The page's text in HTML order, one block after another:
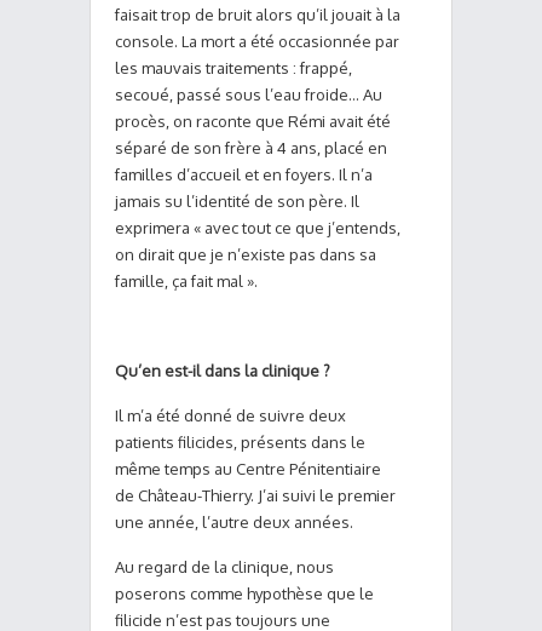
faisait trop de bruit alors qu’il jouait à la
console. La mort a été occasionnée par
les mauvais traitements : frappé,
secoué, passé sous l’eau froide… Au
procès, on raconte que Rémi avait été
séparé de son frère à 4 ans, placé en
familles d’accueil et en foyers. Il n’a
jamais su l’identité de son père. Il
exprimera « avec tout ce que j’entends,
on dirait que je n’existe pas dans sa
famille, ça fait mal ».
Qu’en est-il dans la clinique ?
Il m’a été donné de suivre deux
patients filicides, présents dans le
même temps au Centre Pénitentiaire
de Château-Thierry. J’ai suivi le premier
une année, l’autre deux années.
Au regard de la clinique, nous
poserons comme hypothèse que le
filicide n’est pas toujours une